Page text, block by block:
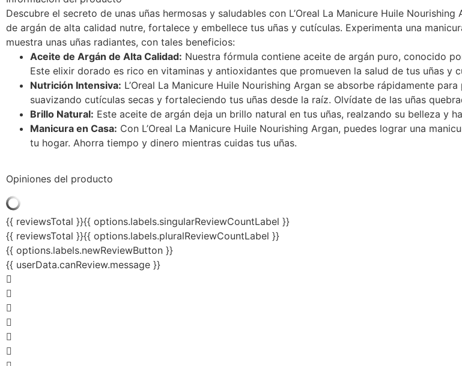
Descubre el secreto de unas uñas hermosas y saludables con L’Oreal La Manicure Huile
de argán de alta calidad nutre, fortalece y embellece tus uñas y cutículas. Experimenta una
muestra unas uñas radiantes, con tales beneficios:
Aceite de Argán de Alta Calidad: Nuestra fórmula contiene aceite de argán puro, conocido
Este elixir dorado es rico en vitaminas y antioxidantes que promueven la salud de tus uñas y
Nutrición Intensiva: L’Oreal La Manicure Huile Nourishing Argan se absorbe rápidamente
suavizando cutículas secas y fortaleciendo tus uñas desde la raíz. Olvídate de las uñas
Brillo Natural: Este aceite de argán deja un brillo natural en tus uñas, realzando su belleza y
Manicura en Casa: Con L’Oreal La Manicure Huile Nourishing Argan, puedes lograr una
tu hogar. Ahorra tiempo y dinero mientras cuidas tus uñas.
Opiniones del producto
{{ reviewsTotal }}{{ options.labels.singularReviewCountLabel }}
{{ reviewsTotal }}{{ options.labels.pluralReviewCountLabel }}
{{ options.labels.newReviewButton }}
{{ userData.canReview.message }}